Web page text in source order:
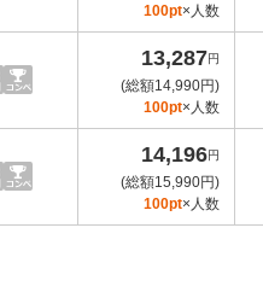
100pt×人数
13,287円
(総額14,990円)
100pt×人数
14,196円
(総額15,990円)
100pt×人数